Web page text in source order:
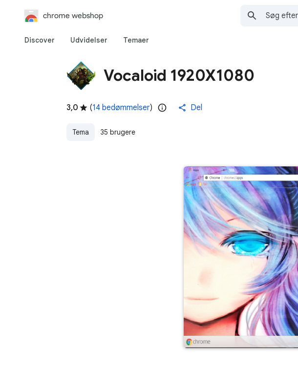
chrome webshop
Discover Udvidelser Temaer
Vocaloid 1920X1080
3,0 (14 bedømmelser) Del
Tema 35 brugere